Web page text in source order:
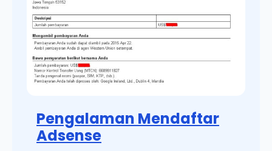
Pengalaman Mendaftar
Adsense